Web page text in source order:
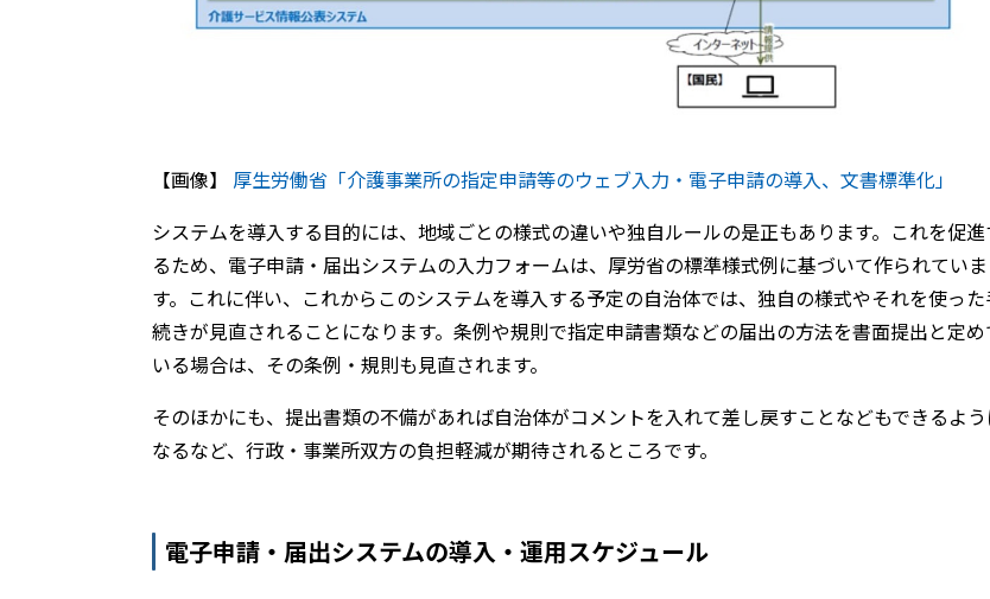
【画像】 厚生労働省「介護事業所の指定申請等のウェブ⼊⼒・電⼦申請の導⼊、文書標準化」
システムを導入する目的には、地域ごとの様式の違いや独自ルールの是正もあります。これを促進
るため、電子申請・届出システムの入力フォームは、厚労省の標準様式例に基づいて作られていま
す。これに伴い、これからこのシステムを導入する予定の自治体では、独自の様式やそれを使っ
続きが見直されることになります。条例や規則で指定申請書類などの届出の方法を書面提出と定め
いる場合は、その条例・規則も見直されます。
そのほかにも、提出書類の不備があれば自治体がコメントを入れて差し戻すことなどもできるよ
なるなど、行政・事業所双方の負担軽減が期待されるところです。
電子申請・届出システムの導入・運用スケジュール